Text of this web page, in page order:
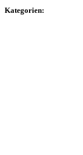
Kategorien: